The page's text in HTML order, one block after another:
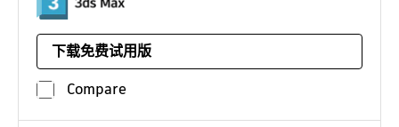
下载免费试用版
平台：
¥12909*
Compare